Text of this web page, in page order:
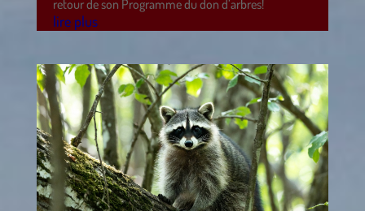
retour de son Programme du don d’arbres!
lire plus